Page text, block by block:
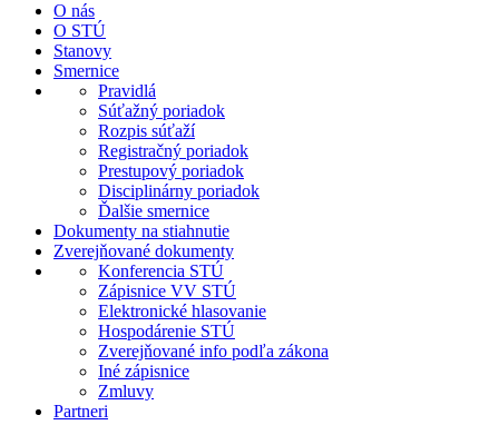
O nás
O STÚ
Stanovy
Smernice
Pravidlá
Súťažný poriadok
Rozpis súťaží
Registračný poriadok
Prestupový poriadok
Disciplinárny poriadok
Ďalšie smernice
Dokumenty na stiahnutie
Zverejňované dokumenty
Konferencia STÚ
Zápisnice VV STÚ
Elektronické hlasovanie
Hospodárenie STÚ
Zverejňované info podľa zákona
Iné zápisnice
Zmluvy
Partneri